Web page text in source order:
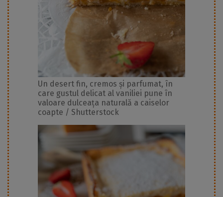
Un desert fin, cremos și parfumat, în
care gustul delicat al vaniliei pune în
valoare dulceața naturală a caiselor
coapte / Shutterstock